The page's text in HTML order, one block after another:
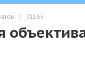
/ 71165